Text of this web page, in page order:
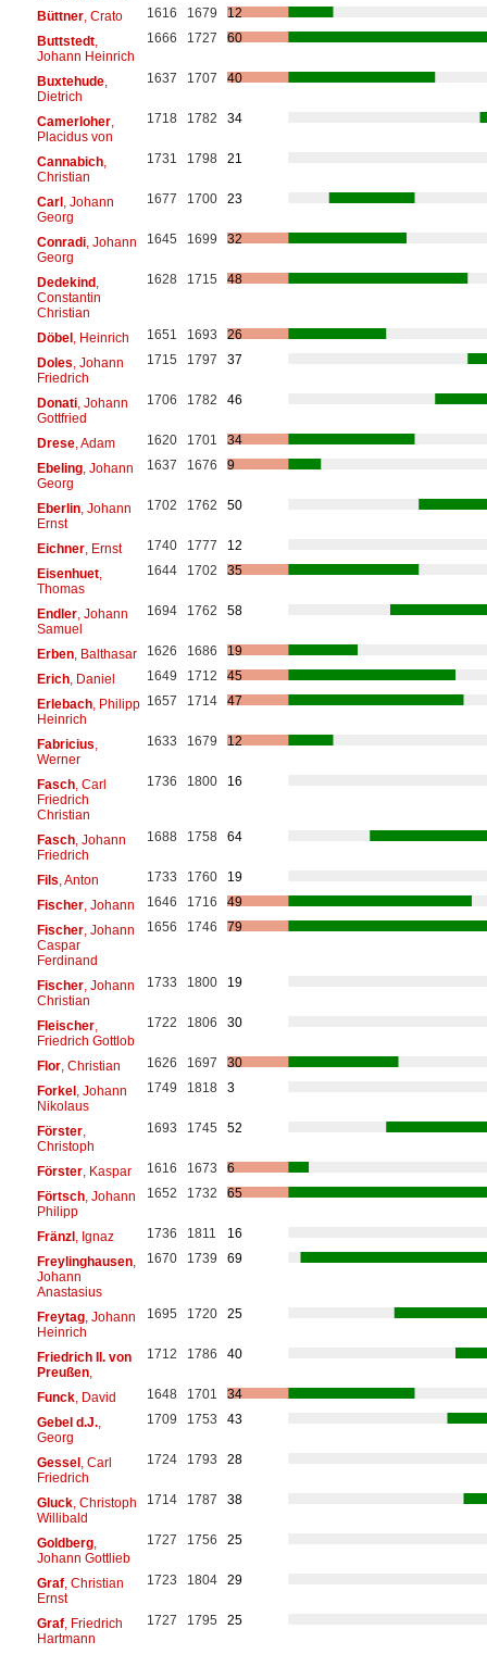
Büttner, Crato 1616 1679
12
Buttstedt,
Johann Heinrich
1666 1727 60
Buxtehude,
Dietrich
1637 1707 40
Camerloher,
Placidus von
1718 1782 34
Cannabich,
Christian
1731 1798 21
Carl, Johann
Georg
1677 1700 23
Conradi, Johann
Georg
1645 1699 32
Dedekind,
Constantin
Christian
1628 1715 48
Döbel, Heinrich 1651 1693
26
Doles , Johann
Friedrich
1715 1797 37
Donati, Johann
Gottfried
1706 1782 46
Drese, Adam 1620 1701
34
Ebeling, Johann
Georg
1637 1676 9
Eberlin, Johann
Ernst
1702 1762 50
Eichner, Ernst 1740 1777
12
Eisenhuet,
Thomas
1644 1702 35
Endler, Johann
Samuel
1694 1762 58
Erben, Balthasar 1626 1686
19
Erich, Daniel 1649 1712
45
Erlebach, Philipp
Heinrich
1657 1714 47
Fabricius
Werner
1633 1679 12
Fasch, Carl
Friedrich
Christian
1736 1800 16
Fasch, Johann
Friedrich
1688 1758 64
Fils , Anton 1733 1760
19
Fischer, Johann 1646 1716
49
Fischer, Johann
Caspar
Ferdinand
1656 1746 79
Fischer, Johann
Christian
1733 1800 19
Fleischer,
Friedrich Gottlob
1722 1806 30
Flor, Christian 1626 1697
30
Forkel, Johann
Nikolaus
1749 1818 3
Förster,
Christoph
1693 1745 52
Förster, Kaspar 1616 1673
6
Förtsch, Johann
Philipp
1652 1732 65
Fränzl, Ignaz 1736 1811
16
Freylinghausen,
Johann
Anastasius
1670 1739 69
Freytag, Johann
Heinrich
1695 1720 25
Friedrich II. von
Preußen,
1712 1786 40
Funck, David 1648 1701
34
Gebel d.J.,
Georg
1709 1753 43
Gessel, Carl
Friedrich
1724 1793 28
Gluck, Christoph
Willibald
1714 1787 38
Goldberg,
Johann Gottlieb
1727 1756 25
Graf, Christian
Ernst
1723 1804 29
Graf, Friedrich
Hartmann
1727 1795 25